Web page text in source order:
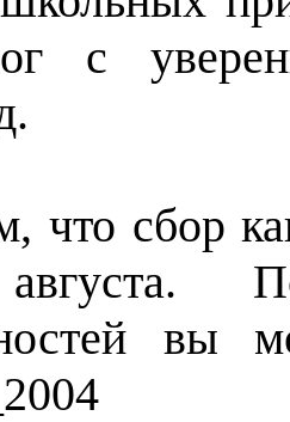
с
что сбор
вы